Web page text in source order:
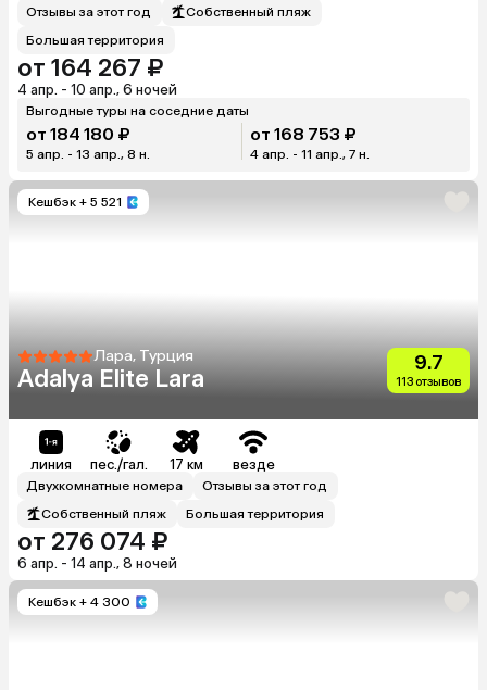
Отзывы за этот год
Собственный пляж
Большая территория
от 164 267 ₽
4 апр. - 10 апр., 6 ночей
Выгодные туры на соседние даты
от 184 180 ₽
5 апр. - 13 апр., 8 н.
от 168 753 ₽
4 апр. - 11 апр., 7 н.
Кешбэк + 5 521
Лара, Турция
Adalya Elite Lara
9.7
113 отзывов
линия пес./гал. 17 км везде
Двухкомнатные номера
Отзывы за этот год
Собственный пляж
Большая территория
от 276 074 ₽
6 апр. - 14 апр., 8 ночей
Кешбэк + 4 300